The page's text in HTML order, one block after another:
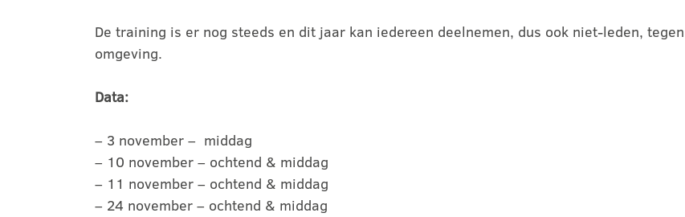
De training is er nog steeds en dit jaar kan iedereen deelnemen, dus ook niet-leden,
omgeving.
Data:
– 3 november – middag
– 10 november – ochtend & middag
– 11 november – ochtend & middag
– 24 november – ochtend & middag